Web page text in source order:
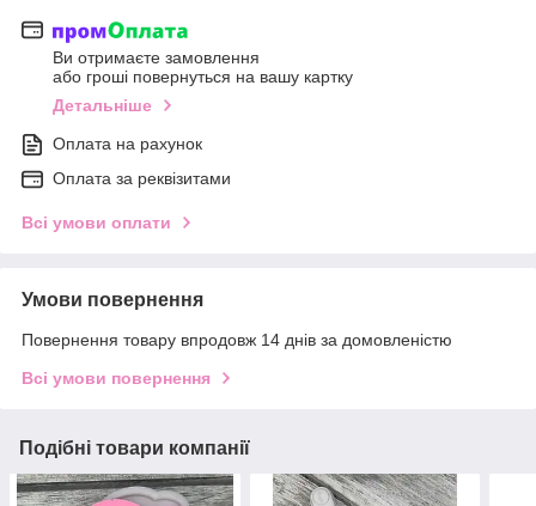
Ви отримаєте замовлення
або гроші повернуться на вашу картку
Детальніше
Оплата на рахунок
Оплата за реквізитами
Всі умови оплати
Умови повернення
Повернення товару впродовж 14 днів за домовленістю
Всі умови повернення
Подібні товари компанії